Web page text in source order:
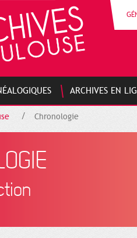
ARCHIVES EN
Chronologie